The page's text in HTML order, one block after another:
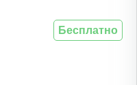
Бесплатно